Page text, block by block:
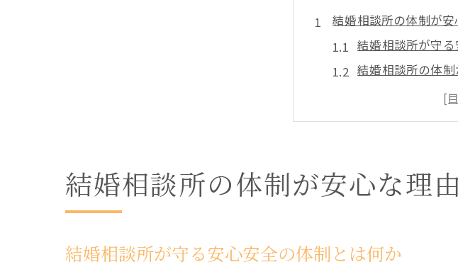
結婚相談所の体制が
結婚相談所が守
結婚相談所の体
結婚相談所の内
結婚相談所を選
スタッフの本音で見る
スタッフ本音が語
結婚相談所スタッ
結婚相談所の体制が安心な理
結婚相談所が守る安心安全の体制とは何か